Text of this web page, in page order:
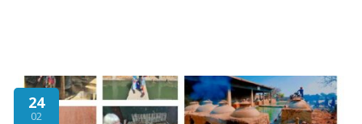
24
02